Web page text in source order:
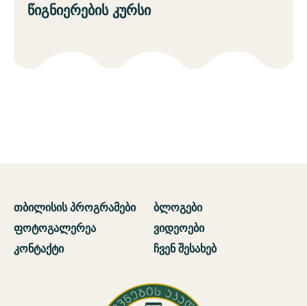
წიგნიერების კურსი
თბილისის პროგრამები
ფოტოგალერეა
კონტაქტი
ბლოგები
ვიდეოები
ჩვენ შესახებ